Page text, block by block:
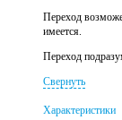
Переход
имеется.
Переход
Свернуть
Характеристики